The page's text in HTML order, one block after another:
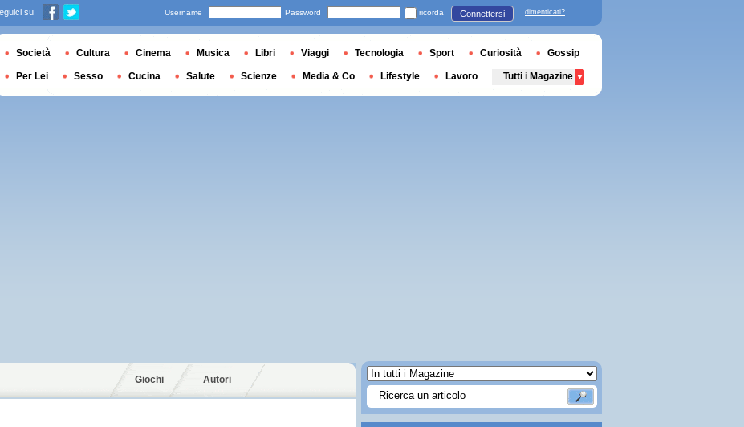
Giochi Autori
su Username Password ricorda Connettersi dimenticati?
Società Cultura Cinema Musica Libri Viaggi Tecnologia Sport Curiosità Gossip
Per Lei Sesso Cucina Salute Scienze Media & Co Lifestyle Lavoro Tutti i Magazine